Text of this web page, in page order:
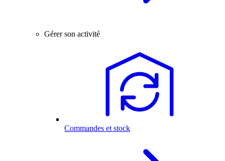
Gérer son activité
Commandes et stock